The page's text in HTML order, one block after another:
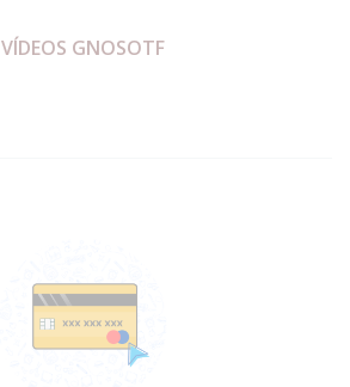
VÍDEOS GNOSOTF